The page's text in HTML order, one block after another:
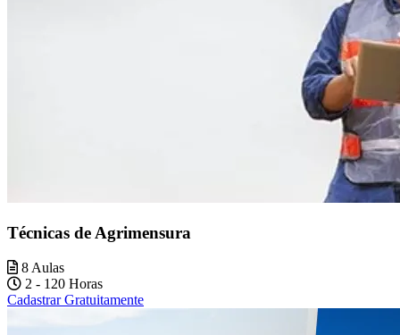
Técnicas de Agrimensura
8 Aulas
2 - 120 Horas
Cadastrar Gratuitamente